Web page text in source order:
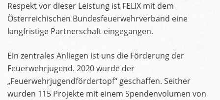
Respekt vor dieser Leistung ist FELIX mit dem
Österreichischen Bundesfeuerwehrverband eine
langfristige Partnerschaft eingegangen.
Ein zentrales Anliegen ist uns die Förderung der
Feuerwehrjugend. 2020 wurde der
„Feuerwehrjugendfördertopf“ geschaffen. Seither
wurden 115 Projekte mit einem Spendenvolumen von